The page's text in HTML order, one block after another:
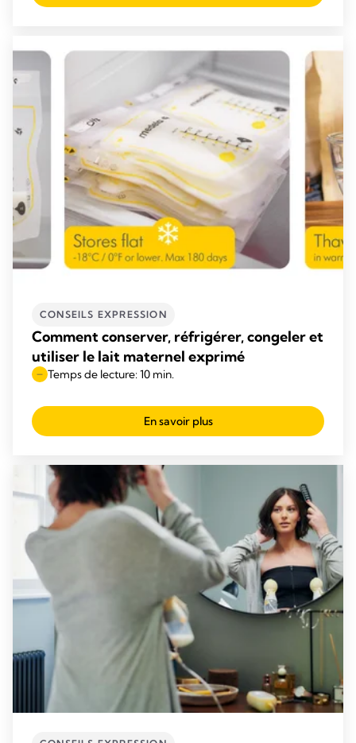
CONSEILS EXPRESSION
Comment conserver, réfrigérer, congeler et
utiliser le lait maternel exprimé
Temps de lecture: 10 min.
En savoir plus